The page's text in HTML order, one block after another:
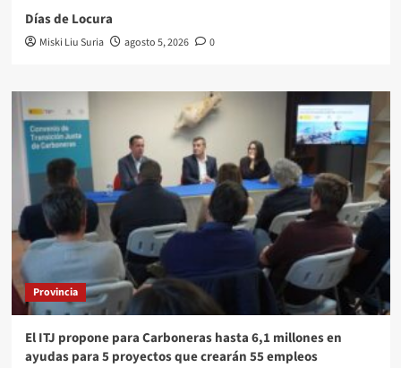
Días de Locura
Miski Liu Suria agosto 5, 2026 0
Provincia
El ITJ propone para Carboneras hasta 6,1 millones en
ayudas para 5 proyectos que crearán 55 empleos